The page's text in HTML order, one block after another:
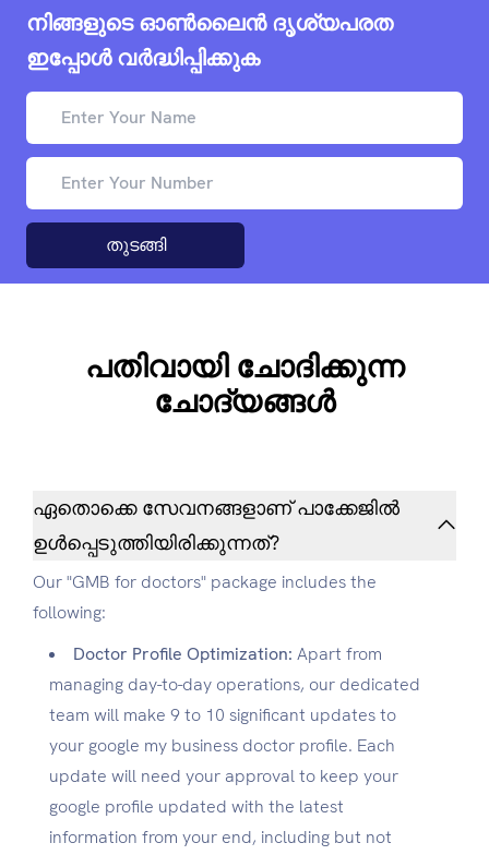
നിങ്ങളുടെ ഓൺലൈൻ ദൃശ്യപരത
ഇപ്പോൾ വർദ്ധിപ്പിക്കുക
തുടങ്ങി
പതിവായി ചോദിക്കുന്ന
ചോദ്യങ്ങൾ
ഏതൊക്കെ സേവനങ്ങളാണ് പാക്കേജിൽ
ഉൾപ്പെടുത്തിയിരിക്കുന്നത്?
Our "GMB for doctors" package includes the
following:
Doctor Profile Optimization: Apart from
managing day-to-day operations, our dedicated
team will make 9 to 10 significant updates to
your google my business doctor profile. Each
update will need your approval to keep your
google profile updated with the latest
information from your end, including but not